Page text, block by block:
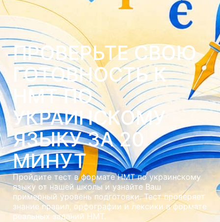
ПРОВЕРЬТЕ СВОЮ
ГОТОВНОСТЬ К
НМТ ПО
УКРАИНСКОМУ
ЯЗЫКУ ЗА 20
МИНУТ
Пройдите тест в формате НМТ по украинскому
языку от нашей школы и узнайте Ваш
примерный уровень подготовки. Тест проверяет
знание правил, орфографии и лексики в формате
реальных заданий НМТ.